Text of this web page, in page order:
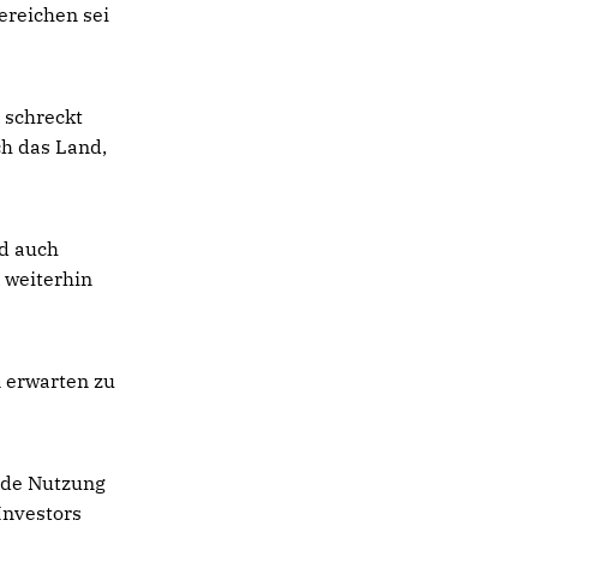
sei
das Land,
auch
weiterhin
erwarten zu
Nutzung